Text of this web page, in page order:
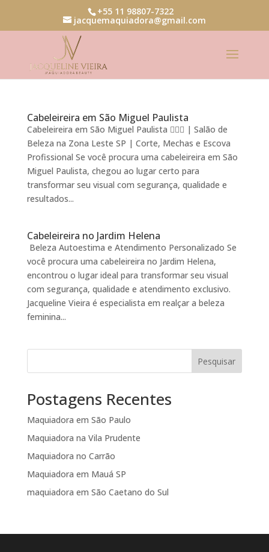
+55 11 98807-7322
jacquemaquiadora@gmail.com
Cabeleireira em São Miguel Paulista
Cabeleireira em São Miguel Paulista 💇‍♀️✨ | Salão de
Beleza na Zona Leste SP | Corte, Mechas e Escova
Profissional Se você procura uma cabeleireira em São
Miguel Paulista, chegou ao lugar certo para
transformar seu visual com segurança, qualidade e
resultados...
Cabeleireira no Jardim Helena
Beleza Autoestima e Atendimento Personalizado Se
você procura uma cabeleireira no Jardim Helena,
encontrou o lugar ideal para transformar seu visual
com segurança, qualidade e atendimento exclusivo.
Jacqueline Vieira é especialista em realçar a beleza
feminina...
Pesquisar
Postagens Recentes
Maquiadora em São Paulo
Maquiadora na Vila Prudente
Maquiadora no Carrão
Maquiadora em Mauá SP
maquiadora em São Caetano do Sul